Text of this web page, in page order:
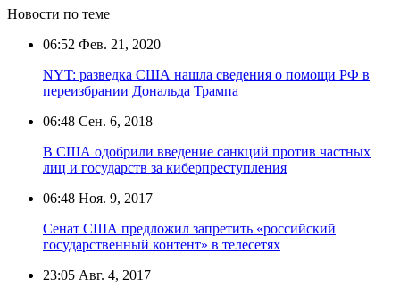
Новости по теме
06:52 Фев. 21, 2020
NYT: разведка США нашла сведения о помощи РФ в
переизбрании Дональда Трампа
06:48 Сен. 6, 2018
В США одобрили введение санкций против частных
лиц и государств за киберпреступления
06:48 Ноя. 9, 2017
Сенат США предложил запретить «российский
государственный контент» в телесетях
23:05 Авг. 4, 2017